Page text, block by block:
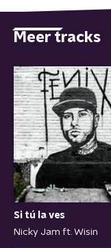
Meer tracks
Si tú la ves
Nicky Jam ft. Wisin